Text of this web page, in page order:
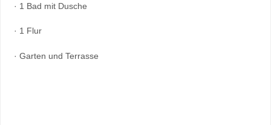
· 1 Bad mit Dusche
· 1 Flur
· Garten und Terrasse